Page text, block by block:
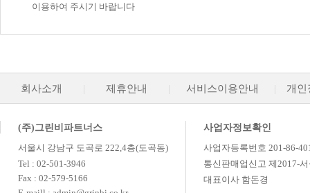
이용하여 주시기 바랍니다
회사소개 제휴안내 서비스이용안내 개인
(주)그린비파트너스
서울시 강남구 도곡로 222,4층(도곡동)
Tel : 02-501-3946
Fax : 02-579-5166
사업자정보확인
사업자등록번호 201-86-
통신판매업신고 제2017-
대표이사 함돈경